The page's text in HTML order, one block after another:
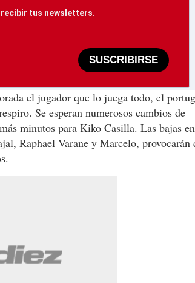
tus newsletters.
SUSCRIBIRSE
el jugador que lo juega todo, el
Se esperan numerosos cambios de
minutos para Kiko Casilla. Las bajas en
Raphael Varane y Marcelo, provocarán